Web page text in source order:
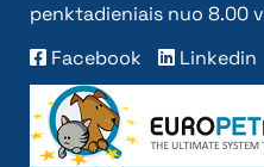
penktadieniais nuo 8.00
Facebook
Linkedin